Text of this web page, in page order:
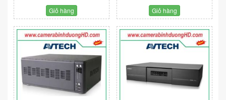
Giỏ hàng Giỏ hàng